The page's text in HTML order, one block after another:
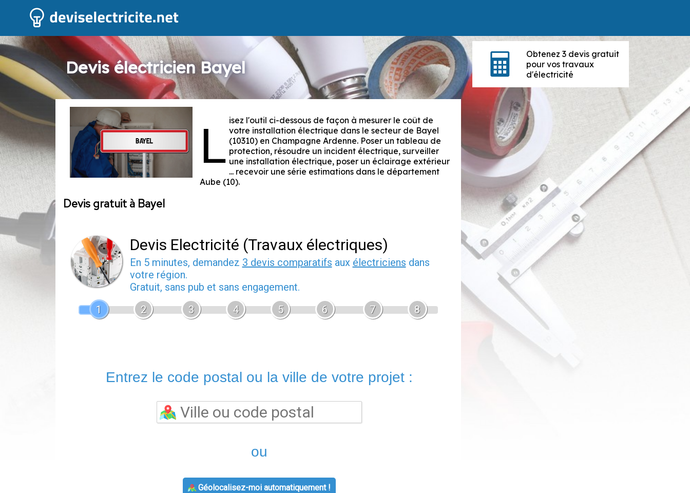
Devis électricien Bayel
L isez l'outil ci-dessous de façon à mesurer le coût de
votre installation électrique dans le secteur de Bayel
(10310) en Champagne Ardenne. Poser un tableau de
protection, résoudre un incident électrique, surveiller
une installation électrique, poser un éclairage extérieur
... recevoir une série estimations dans le département
Aube (10).
Devis gratuit à Bayel
Devis Electricité (Travaux électriques)
En 5 minutes, demandez 3 devis comparatifs aux électriciens dans
votre région.
Gratuit, sans pub et sans engagement.
1
2 3 4 5 6 7 8
Entrez le code postal ou la ville de votre projet :
ou
Géolocalisez-moi automatiquement !
Obtenez 3 devis gratuit
pour vos travaux
d'électricité